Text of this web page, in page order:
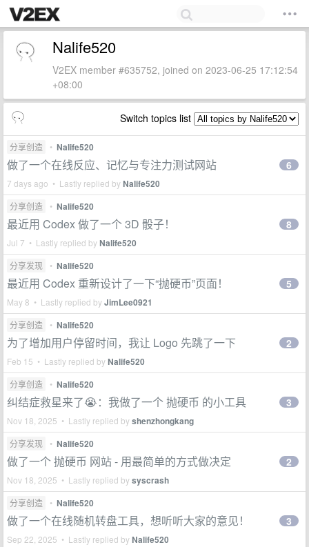
Nalife520
V2EX member #635752, joined on 2023-06-25 17:12:54
+08:00
Switch topics list
分享创造 • Nalife520
做了一个在线反应、记忆与专注力测试网站
7 days ago • Lastly replied byNalife520
6
分享创造 • Nalife520
最近用 Codex 做了一个 3D 骰子！
Jul 7 • Lastly replied byNalife520
8
分享发现 • Nalife520
最近用 Codex 重新设计了一下“抛硬币”页面！
May 8 • Lastly replied byJimLee0921
5
分享创造 • Nalife520
为了增加用户停留时间，我让 Logo 先跳了一下
Feb 15 • Lastly replied byNalife520
2
分享创造 • Nalife520
纠结症救星来了😭：我做了一个 抛硬币 的小工具
Nov 18, 2025 • Lastly replied byshenzhongkang
3
分享发现 • Nalife520
做了一个 抛硬币 网站 - 用最简单的方式做决定
Nov 18, 2025 • Lastly replied bysyscrash
2
分享创造 • Nalife520
做了一个在线随机转盘工具，想听听大家的意见！
Sep 22, 2025 • Lastly replied byNalife520
3